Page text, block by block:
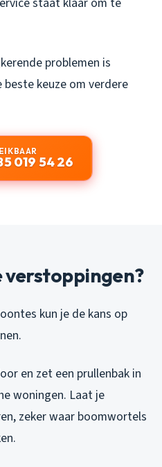
problemen is
keuze om verdere
019 54 26
verstoppingen?
kun je de kans op
en zet een prullenbak in
woningen. Laat je
zeker waar boomwortels